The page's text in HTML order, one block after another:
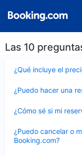
Las 10
¿Qué incluye el
cerrado
¿Puedo hacer una
cerrado
¿Cómo sé si mi
cerrado
¿Puedo cancelar o
Booking.com?
cerrado